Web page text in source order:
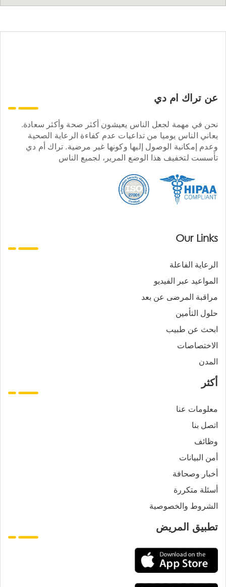
عن تراك ام دي
نحن في مهمة لجعل الناس يعيشون أكثر صحة وأكثر سعادة.
يعاني الناس يوميا من تداعيات عدم كفاءة الرعاية الصحية
وعدم إمكانية الوصول إليها وكونها غير مرضية. تراك أم دي
تأسست لتخفيف هذا الوضع المرير، لجميع الناس
Our Links
الرعاية الفاعلة
المواعيد عبر الفيديو
مراقبة المرضى عن بعد
حلول التأمين
ابحث عن طبيب
الاختصاصات
المدن
أكثر
معلومات عنا
اتصل بنا
وظائف
أمن البيانات
أخبار وصحافة
أسئلة متكررة
الشروط والخصوصية
تطبيق المريض